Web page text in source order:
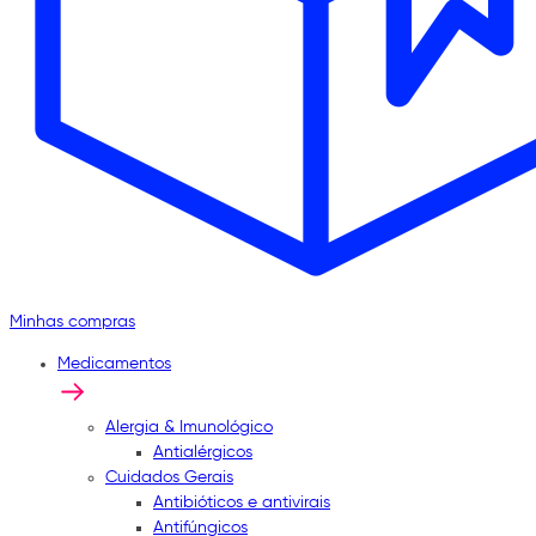
Minhas compras
Medicamentos
Alergia & Imunológico
Antialérgicos
Cuidados Gerais
Antibióticos e antivirais
Antifúngicos